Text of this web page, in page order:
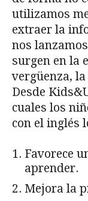
utilizamos
extraer la
nos
surgen en la
vergüenza,
Desde
cuales los
con el inglés
Favorece
aprender.
Mejora la